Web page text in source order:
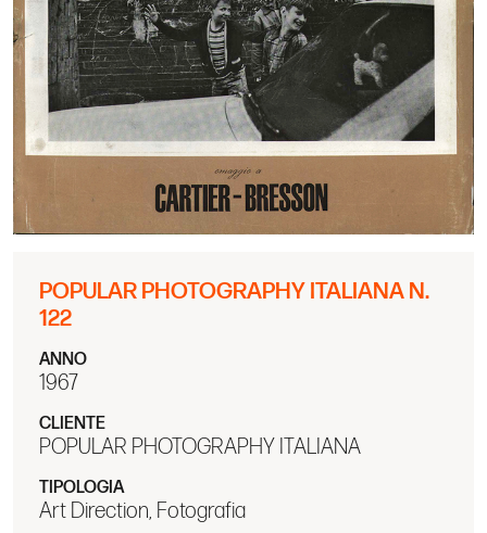
POPULAR PHOTOGRAPHY ITALIANA N.
122
ANNO
1967
CLIENTE
POPULAR PHOTOGRAPHY ITALIANA
TIPOLOGIA
Art Direction, Fotografia